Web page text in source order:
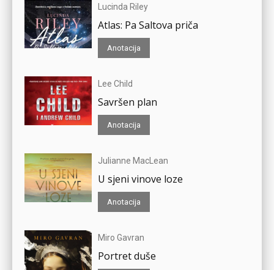
Lucinda Riley
Atlas: Pa Saltova priča
Anotacija
Lee Child
Savršen plan
Anotacija
Julianne MacLean
U sjeni vinove loze
Anotacija
Miro Gavran
Portret duše